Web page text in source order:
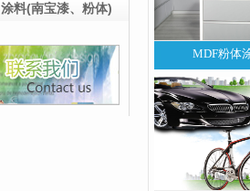
涂料(南宝漆、粉体)
MDF粉体